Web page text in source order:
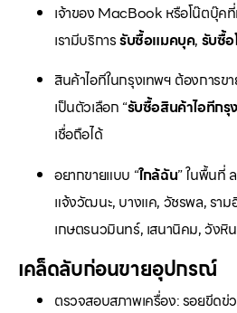
เจ้าของ MacBook หรือโน๊ตบุ๊ค
เรามีบริการรับซื้อแมคบุค, รับซื้
สินค้าไอทีในกรุงเทพฯ ต้องการข
เป็นตัวเลือก “รับซื้อสินค้าไอทีกรุ
เชื่อถือได้
อยากขายแบบ “ใกล้ฉัน” ในพื้นที่
แจ้งวัฒนะ, บางแค, วัชรพล, ราม
เกษตรนวมินทร์, เสนานิคม, วังหิ
เคล็ดลับก่อนขายอุปกรณ์
ตรวจสอบสภาพเครื่อง: รอยขีดข่